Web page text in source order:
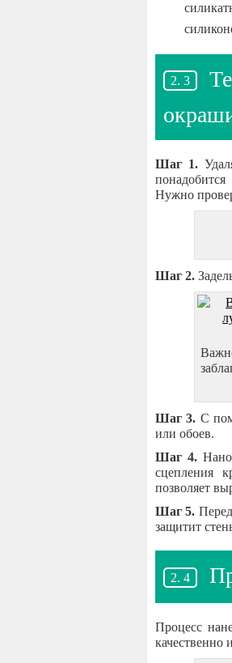
Шаг 1.
Нужно
Шаг 2.
Шаг 3. С
или обоев.
Шаг 4.
сцепления
позволяет
Шаг 5.
защитит
Процесс
качественно